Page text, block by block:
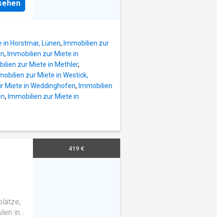
Horstmar, Lünen, Immobilien zur
, Immobilien zur Miete in
zur Miete in Methler,
zur Miete in Westick,
Miete in Weddinghofen, Immobilien
, Immobilien zur Miete in
in
419 €